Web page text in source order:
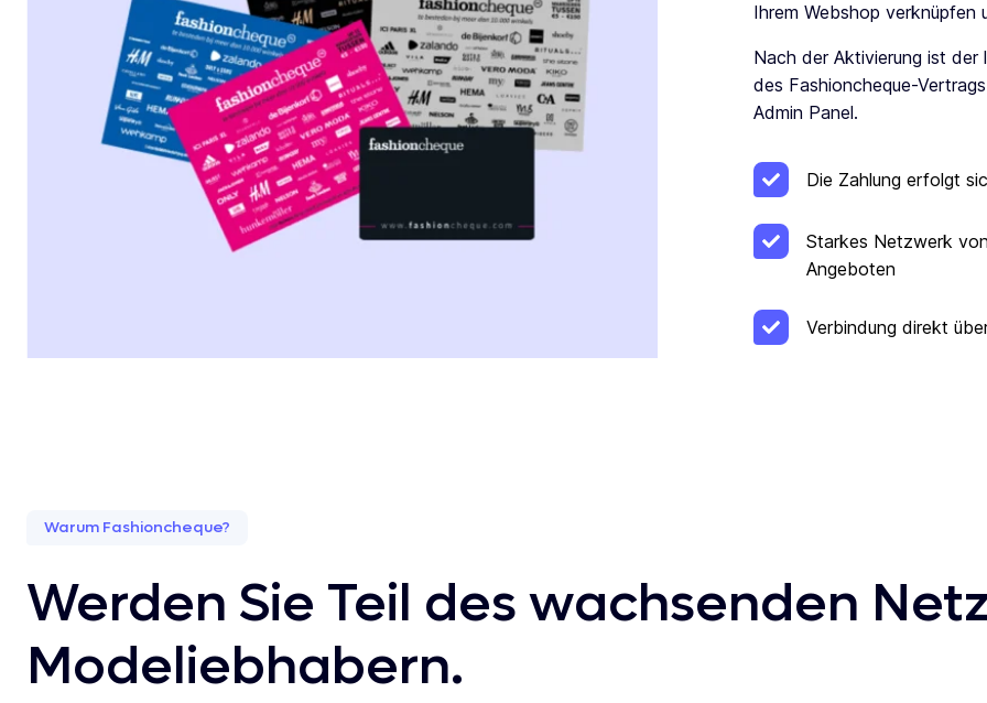
Ihrem Webshop verknüpfen
Nach der Aktivierung ist
des Fashioncheque-
Admin Panel.
Die Zahlung erfolgt
Starkes Netzwerk
Angeboten
Verbindung direkt
Warum Fashioncheque?
Werden Sie Teil des wachsenden
Modeliebhabern.